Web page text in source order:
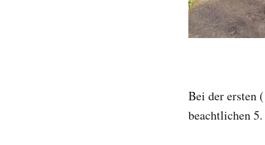
Bei der ersten
beachtlichen